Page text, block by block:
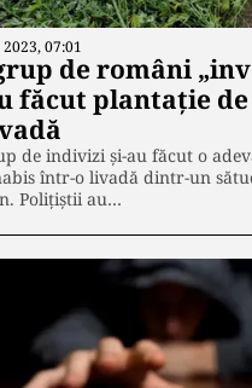
07:01
de români
făcut plantație
de indivizi și-au făcut o
într-o livadă dintr-un
Polițiștii au…